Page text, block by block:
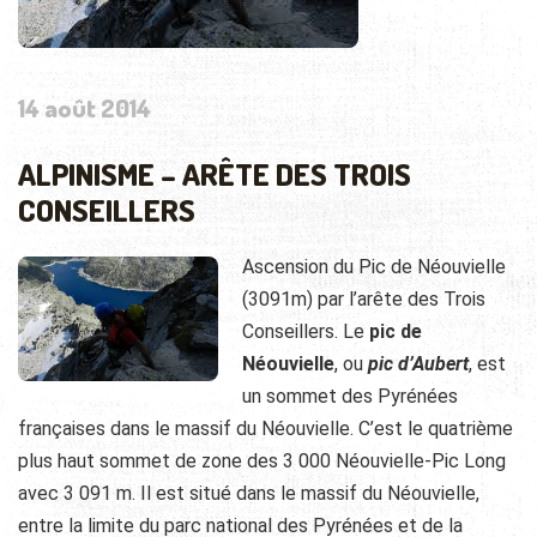
14 août 2014
ALPINISME – ARÊTE DES TROIS
CONSEILLERS
Ascension du Pic de Néouvielle
(3091m) par l’arête des Trois
Conseillers. Le pic de
Néouvielle, ou pic d’Aubert, est
un sommet des Pyrénées
françaises dans le massif du Néouvielle. C’est le quatrième
plus haut sommet de zone des 3 000 Néouvielle-Pic Long
avec 3 091 m. Il est situé dans le massif du Néouvielle,
entre la limite du parc national des Pyrénées et de la